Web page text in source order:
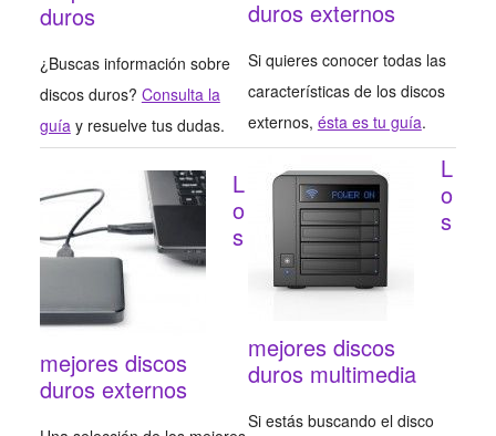
duros
¿Buscas información sobre
discos duros? Consulta la
guíay resuelve tus dudas.
duros externos
Si quieres conocer todas las
características de los discos
externos, ésta es tu guía.
L
o
s
mejores discos
duros externos
L
o
s
mejores discos
duros multimedia
Si estás buscando el disco